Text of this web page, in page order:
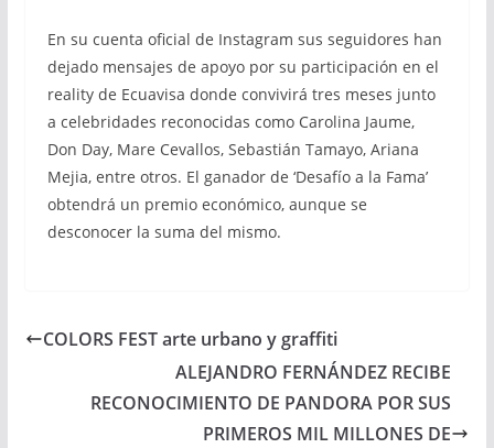
En su cuenta oficial de Instagram sus seguidores han
dejado mensajes de apoyo por su participación en el
reality de Ecuavisa donde convivirá tres meses junto
a celebridades reconocidas como Carolina Jaume,
Don Day, Mare Cevallos, Sebastián Tamayo, Ariana
Mejia, entre otros. El ganador de ‘Desafío a la Fama’
obtendrá un premio económico, aunque se
desconocer la suma del mismo.
COLORS FEST arte urbano y graffiti
ALEJANDRO FERNÁNDEZ RECIBE
RECONOCIMIENTO DE PANDORA POR SUS
PRIMEROS MIL MILLONES DE